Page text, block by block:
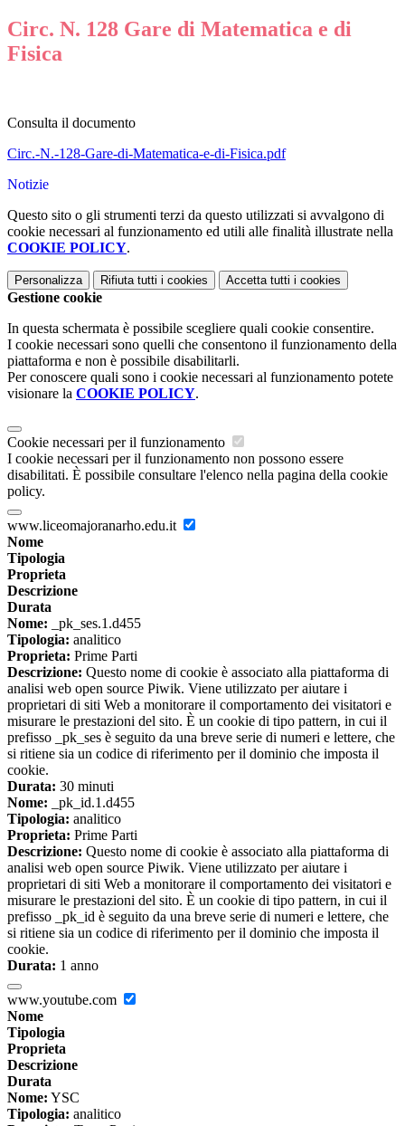
Circ. N. 128 Gare di Matematica e di
Fisica
Consulta il documento
Circ.-N.-128-Gare-di-Matematica-e-di-Fisica.pdf
Notizie
Questo sito o gli strumenti terzi da questo utilizzati si avvalgono di
cookie necessari al funzionamento ed utili alle finalità illustrate nella
COOKIE POLICY.
Personalizza Rifiuta tutti i cookies Accetta tutti i cookies
Gestione cookie
In questa schermata è possibile scegliere quali cookie consentire.
I cookie necessari sono quelli che consentono il funzionamento della
piattaforma e non è possibile disabilitarli.
Per conoscere quali sono i cookie necessari al funzionamento potete
visionare la COOKIE POLICY.
Cookie necessari per il funzionamento
I cookie necessari per il funzionamento non possono essere
disabilitati. È possibile consultare l'elenco nella pagina della cookie
policy.
www.liceomajoranarho.edu.it
Nome
Tipologia
Proprieta
Descrizione
Durata
Nome: _pk_ses.1.d455
Tipologia: analitico
Proprieta: Prime Parti
Descrizione: Questo nome di cookie è associato alla piattaforma di
analisi web open source Piwik. Viene utilizzato per aiutare i
proprietari di siti Web a monitorare il comportamento dei visitatori e
misurare le prestazioni del sito. È un cookie di tipo pattern, in cui il
prefisso _pk_ses è seguito da una breve serie di numeri e lettere, che
si ritiene sia un codice di riferimento per il dominio che imposta il
cookie.
Durata: 30 minuti
Nome: _pk_id.1.d455
Tipologia: analitico
Proprieta: Prime Parti
Descrizione: Questo nome di cookie è associato alla piattaforma di
analisi web open source Piwik. Viene utilizzato per aiutare i
proprietari di siti Web a monitorare il comportamento dei visitatori e
misurare le prestazioni del sito. È un cookie di tipo pattern, in cui il
prefisso _pk_id è seguito da una breve serie di numeri e lettere, che
si ritiene sia un codice di riferimento per il dominio che imposta il
cookie.
Durata: 1 anno
www.youtube.com
Nome
Tipologia
Proprieta
Descrizione
Durata
Nome: YSC
Tipologia: analitico